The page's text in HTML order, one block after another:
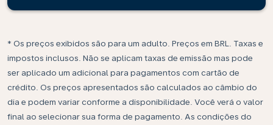
* Os preços exibidos são para um adulto. Preços em BRL. Taxas e
impostos inclusos. Não se aplicam taxas de emissão mas pode
ser aplicado um adicional para pagamentos com cartão de
crédito. Os preços apresentados são calculados ao câmbio do
dia e podem variar conforme a disponibilidade. Você verá o valor
final ao selecionar sua forma de pagamento. As condições do